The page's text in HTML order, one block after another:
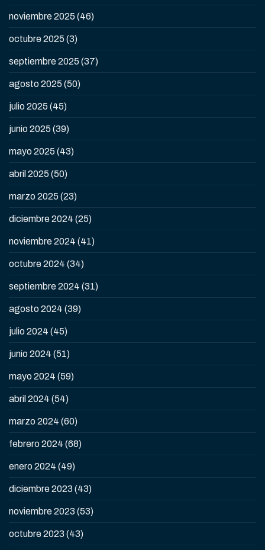
noviembre 2025 (46)
octubre 2025 (3)
septiembre 2025 (37)
agosto 2025 (50)
julio 2025 (45)
junio 2025 (39)
mayo 2025 (43)
abril 2025 (50)
marzo 2025 (23)
diciembre 2024 (25)
noviembre 2024 (41)
octubre 2024 (34)
septiembre 2024 (31)
agosto 2024 (39)
julio 2024 (45)
junio 2024 (51)
mayo 2024 (59)
abril 2024 (54)
marzo 2024 (60)
febrero 2024 (68)
enero 2024 (49)
diciembre 2023 (43)
noviembre 2023 (53)
octubre 2023 (43)